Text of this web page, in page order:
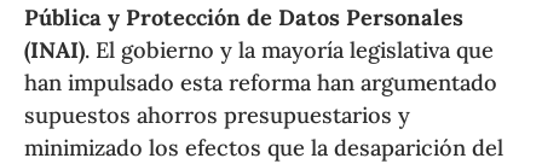
Pública y Protección de Datos Personales
(INAI). El gobierno y la mayoría legislativa que
han impulsado esta reforma han argumentado
supuestos ahorros presupuestarios y
minimizado los efectos que la desaparición del